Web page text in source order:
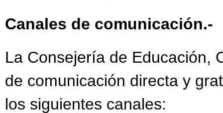
Canales de comunicación.-
La Consejería de Educación,
de comunicación directa y
los siguientes canales: